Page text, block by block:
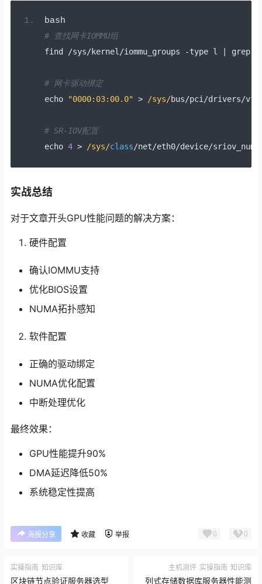
bash
# 查找网卡IOMMU组
find
/sys/kernel /iommu_groups -type l grep
# 网卡驱动绑定
echo
"0000:03:00.0" > /sys/bus/pci /drivers/
# SR-IOV配置
echo 4 > /sys/class/net/eth0/device/
实战总结
对于文章开头GPU性能问题的解决方案：
硬件配置
确认IOMMU支持
优化BIOS设置
NUMA拓扑感知
软件配置
正确的驱动绑定
NUMA优化配置
中断处理优化
最终效果：
GPU性能提升90%
DMA延迟降低50%
系统稳定性提高
海报分享 收藏 举报 0 0
实操指南 知识库
区块链节点验证服务器选型
主机测评 实操指南 知识库
列式存储数据库服务器性能测